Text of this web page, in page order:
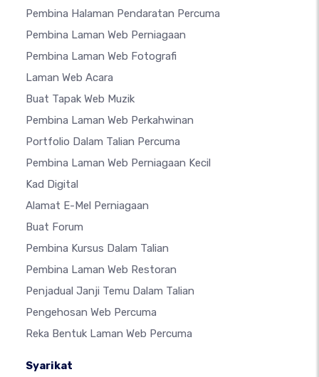
Pembina Halaman Pendaratan Percuma
Pembina Laman Web Perniagaan
Pembina Laman Web Fotografi
Laman Web Acara
Buat Tapak Web Muzik
Pembina Laman Web Perkahwinan
Portfolio Dalam Talian Percuma
Pembina Laman Web Perniagaan Kecil
Kad Digital
Alamat E-Mel Perniagaan
Buat Forum
Pembina Kursus Dalam Talian
Pembina Laman Web Restoran
Penjadual Janji Temu Dalam Talian
Pengehosan Web Percuma
Reka Bentuk Laman Web Percuma
Syarikat